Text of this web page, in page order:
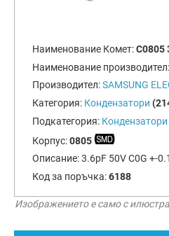
Наименование Комет:C0805
Наименование производител:
Производител:SAMSUNG
Категория: Кондензатори
Подкатегория:
Корпус:0805
Описание:3.6pF 50V C0G +-
Код за поръчка:6188
Изображението е само с